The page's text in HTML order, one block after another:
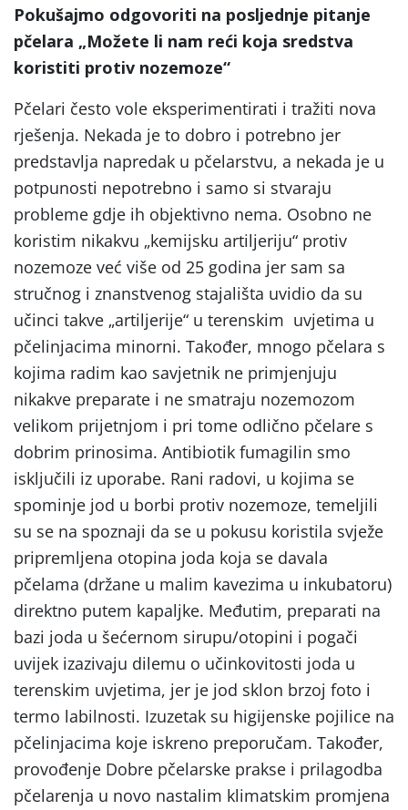
Pokušajmo odgovoriti na posljednje pitanje
pčelara „Možete li nam reći koja sredstva
koristiti protiv nozemoze“
Pčelari često vole eksperimentirati i tražiti nova
rješenja. Nekada je to dobro i potrebno jer
predstavlja napredak u pčelarstvu, a nekada je u
potpunosti nepotrebno i samo si stvaraju
probleme gdje ih objektivno nema. Osobno ne
koristim nikakvu „kemijsku artiljeriju“ protiv
nozemoze već više od 25 godina jer sam sa
stručnog i znanstvenog stajališta uvidio da su
učinci takve „artiljerije“ u terenskim uvjetima u
pčelinjacima minorni. Također, mnogo pčelara s
kojima radim kao savjetnik ne primjenjuju
nikakve preparate i ne smatraju nozemozom
velikom prijetnjom i pri tome odlično pčelare s
dobrim prinosima. Antibiotik fumagilin smo
isključili iz uporabe. Rani radovi, u kojima se
spominje jod u borbi protiv nozemoze, temeljili
su se na spoznaji da se u pokusu koristila svježe
pripremljena otopina joda koja se davala
pčelama (držane u malim kavezima u inkubatoru)
direktno putem kapaljke. Međutim, preparati na
bazi joda u šećernom sirupu/otopini i pogači
uvijek izazivaju dilemu o učinkovitosti joda u
terenskim uvjetima, jer je jod sklon brzoj foto i
termo labilnosti. Izuzetak su higijenske pojilice na
pčelinjacima koje iskreno preporučam. Također,
provođenje Dobre pčelarske prakse i prilagodba
pčelarenja u novo nastalim klimatskim promjena